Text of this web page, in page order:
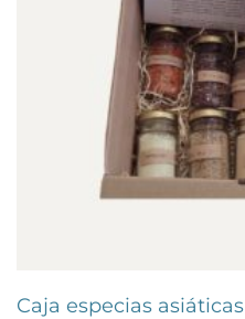
Caja especias asiáticas